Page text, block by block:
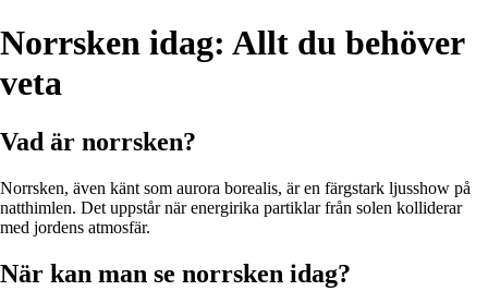
Norrsken idag: Allt du behöver
veta
Vad är norrsken?
Norrsken, även känt som aurora borealis, är en färgstark ljusshow på
natthimlen. Det uppstår när energirika partiklar från solen kolliderar
med jordens atmosfär.
När kan man se norrsken idag?